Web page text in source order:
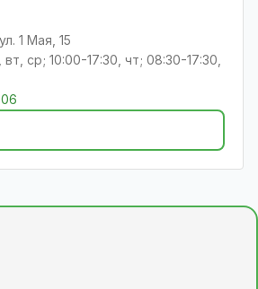
1 Мая, 15
ср; 10:00-17:30, чт; 08:30-17:30,